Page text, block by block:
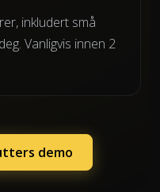
inkludert små
Vanligvis innen 2
demo